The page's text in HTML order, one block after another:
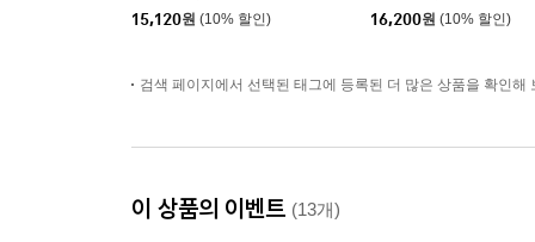
15,120원 (10% 할인)
16,200원 (10% 할인)
검색 페이지에서 선택된 태그에 등록된 더 많은 상품을 확인해
이 상품의 이벤트 (13개)